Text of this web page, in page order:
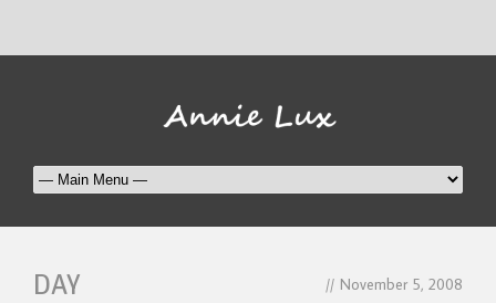
DAY // November 5, 2008